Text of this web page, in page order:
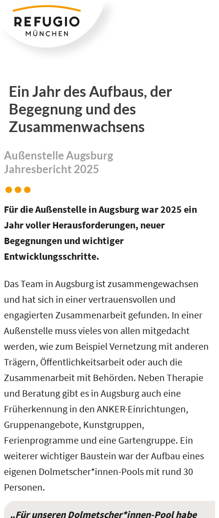
Zum
Inhalt
springen
Ein Jahr des Aufbaus, der
Begegnung und des
Zusammenwachsens
Außenstelle Augsburg
Jahresbericht 2025
Für die Außenstelle in Augsburg war 2025 ein
Jahr voller Herausforderungen, neuer
Begegnungen und wichtiger
Entwicklungsschritte.
Das Team in Augsburg ist zusammengewachsen
und hat sich in einer vertrauensvollen und
engagierten Zusammenarbeit gefunden. In einer
Außenstelle muss vieles von allen mitgedacht
werden, wie zum Beispiel Vernetzung mit anderen
Trägern, Öffentlichkeitsarbeit oder auch die
Zusammenarbeit mit Behörden. Neben Therapie
und Beratung gibt es in Augsburg auch eine
Früherkennung in den ANKER-Einrichtungen,
Gruppenangebote, Kunstgruppen,
Ferienprogramme und eine Gartengruppe. Ein
weiterer wichtiger Baustein war der Aufbau eines
eigenen Dolmetscher*innen-Pools mit rund 30
Personen.
„Für unseren Dolmetscher*innen-Pool habe